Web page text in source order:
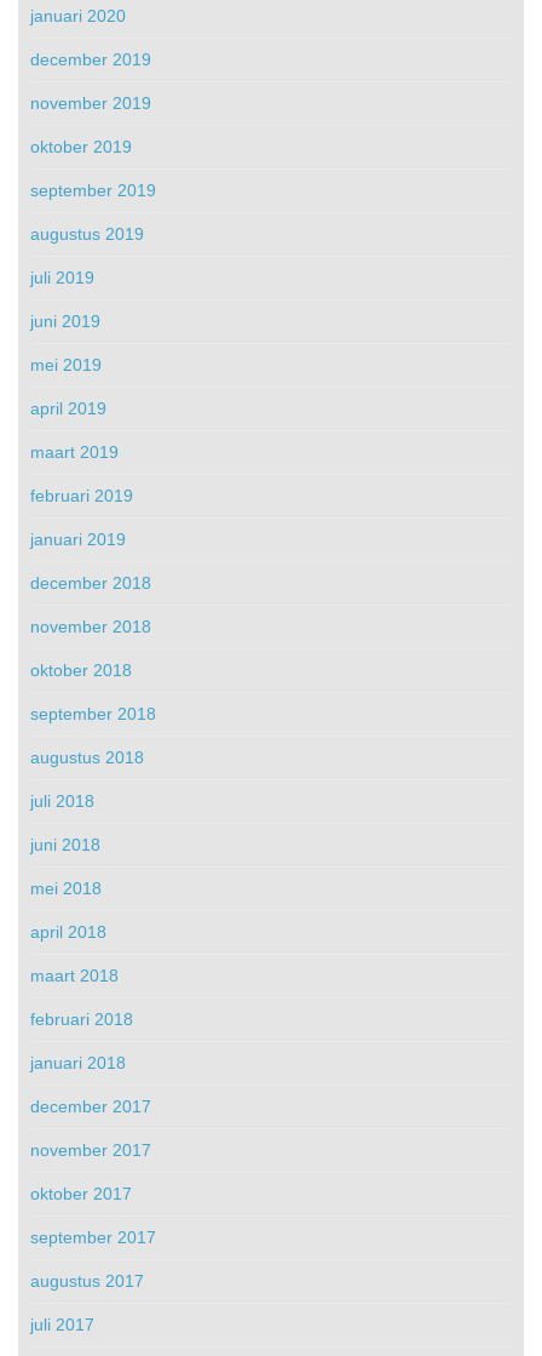
januari 2020
december 2019
november 2019
oktober 2019
september 2019
augustus 2019
juli 2019
juni 2019
mei 2019
april 2019
maart 2019
februari 2019
januari 2019
december 2018
november 2018
oktober 2018
september 2018
augustus 2018
juli 2018
juni 2018
mei 2018
april 2018
maart 2018
februari 2018
januari 2018
december 2017
november 2017
oktober 2017
september 2017
augustus 2017
juli 2017